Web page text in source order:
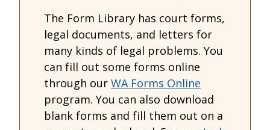
The Form Library has court forms,
legal documents, and letters for
many kinds of legal problems. You
can fill out some forms online
through our WA Forms Online
program. You can also download
blank forms and fill them out on a